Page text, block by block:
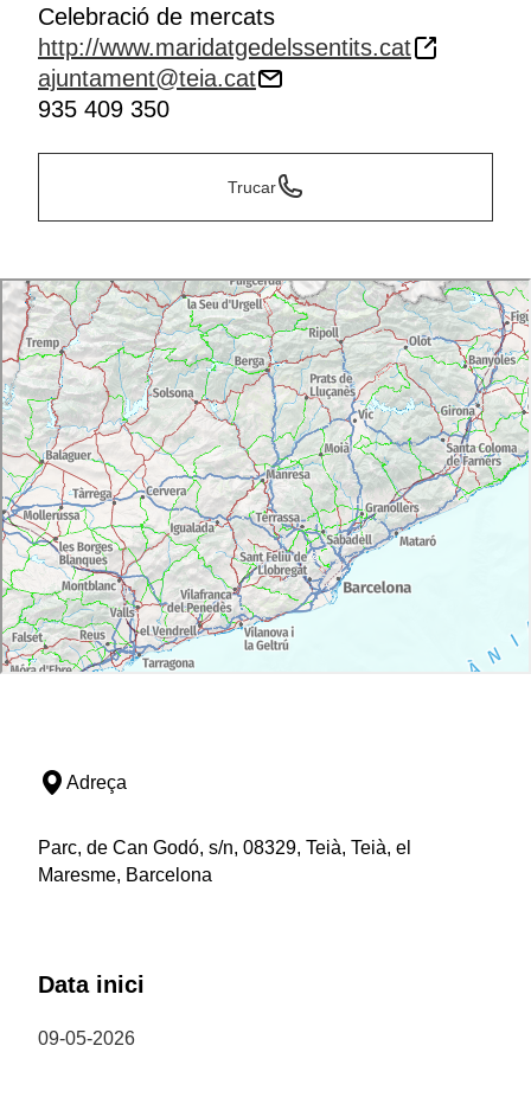
Celebració de mercats
http://www.maridatgedelssentits.cat
ajuntament@teia.cat
935 409 350
Trucar
Adreça
Parc, de Can Godó, s/n, 08329, Teià, Teià, el
Maresme, Barcelona
Data inici
09-05-2026